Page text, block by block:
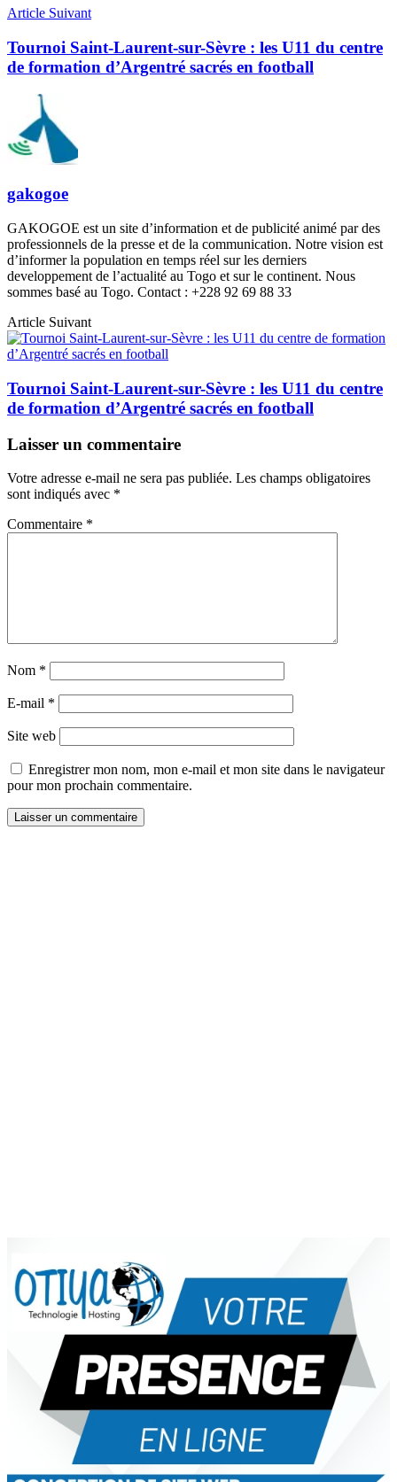
Article Suivant
Tournoi Saint-Laurent-sur-Sèvre : les U11 du centre
de formation d’Argentré sacrés en football
gakogoe
GAKOGOE est un site d’information et de publicité animé par des
professionnels de la presse et de la communication. Notre vision est
d’informer la population en temps réel sur les derniers
developpement de l’actualité au Togo et sur le continent. Nous
sommes basé au Togo. Contact : +228 92 69 88 33
Article Suivant
Tournoi Saint-Laurent-sur-Sèvre : les U11 du centre
de formation d’Argentré sacrés en football
Laisser un commentaire
Votre adresse e-mail ne sera pas publiée. Les champs obligatoires
sont indiqués avec *
Commentaire *
Nom *
E-mail *
Site web
Enregistrer mon nom, mon e-mail et mon site dans le navigateur
pour mon prochain commentaire.